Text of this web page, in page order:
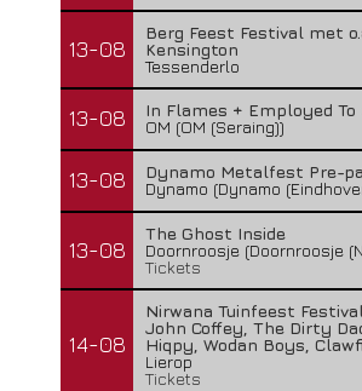
13-08
Berg Feest Festival met
Kensington
Tessenderlo
13-08
In Flames + Employed To
OM (OM (Seraing))
13-08
Dynamo Metalfest Pre-
Dynamo (Dynamo
13-08
The Ghost Inside
Doornroosje (Doornroosje
Tickets
14-08
Nirwana Tuinfeest
John Coffey, The Dirty
Hiqpy, Wodan Boys,
Lierop
Tickets